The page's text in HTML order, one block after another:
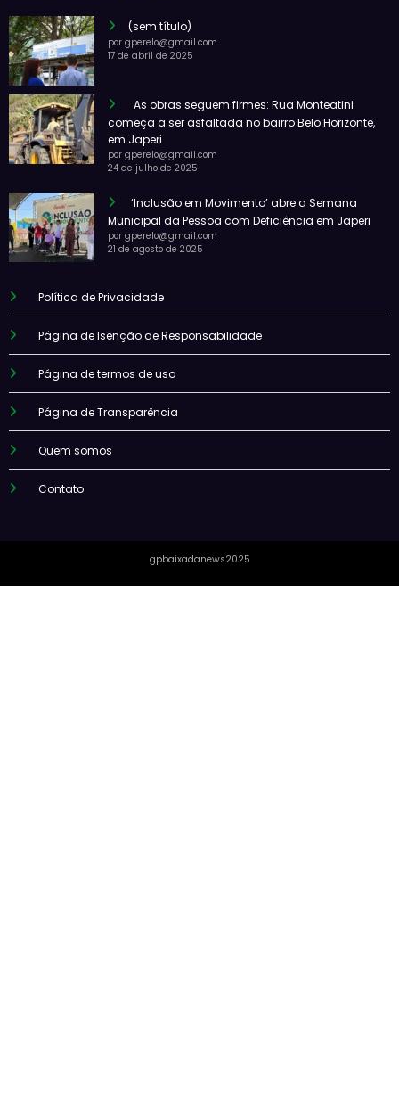
(sem título)
por gperelo@gmail.com
17 de abril de 2025
As obras seguem firmes: Rua Monteatini
começa a ser asfaltada no bairro Belo Horizonte,
em Japeri
por gperelo@gmail.com
24 de julho de 2025
‘Inclusão em Movimento’ abre a Semana
Municipal da Pessoa com Deficiência em Japeri
por gperelo@gmail.com
21 de agosto de 2025
Política de Privacidade
Página de Isenção de Responsabilidade
Página de termos de uso
Página de Transparência
Quem somos
Contato
gpbaixadanews2025